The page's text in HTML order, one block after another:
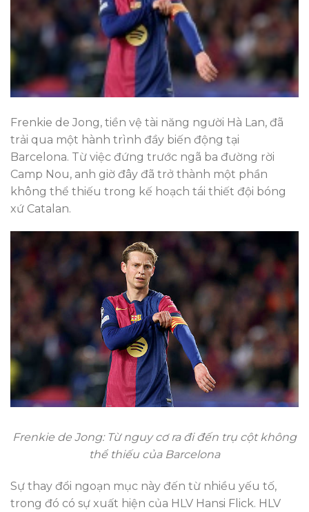
Frenkie de Jong, tiền vệ tài năng người Hà Lan, đã
trải qua một hành trình đầy biến động tại
Barcelona. Từ việc đứng trước ngã ba đường rời
Camp Nou, anh giờ đây đã trở thành một phần
không thể thiếu trong kế hoạch tái thiết đội bóng
xứ Catalan.
Frenkie de Jong: Từ nguy cơ ra đi đến trụ cột không
thể thiếu của Barcelona
Sự thay đổi ngoạn mục này đến từ nhiều yếu tố,
trong đó có sự xuất hiện của HLV Hansi Flick. HLV